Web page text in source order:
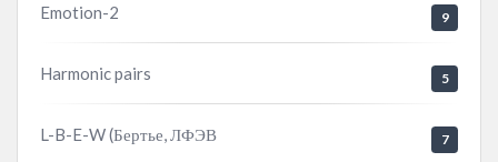
Emotion-2 9
Harmonic pairs 5
L-B-E-W (Бертье, ЛФЭВ 7